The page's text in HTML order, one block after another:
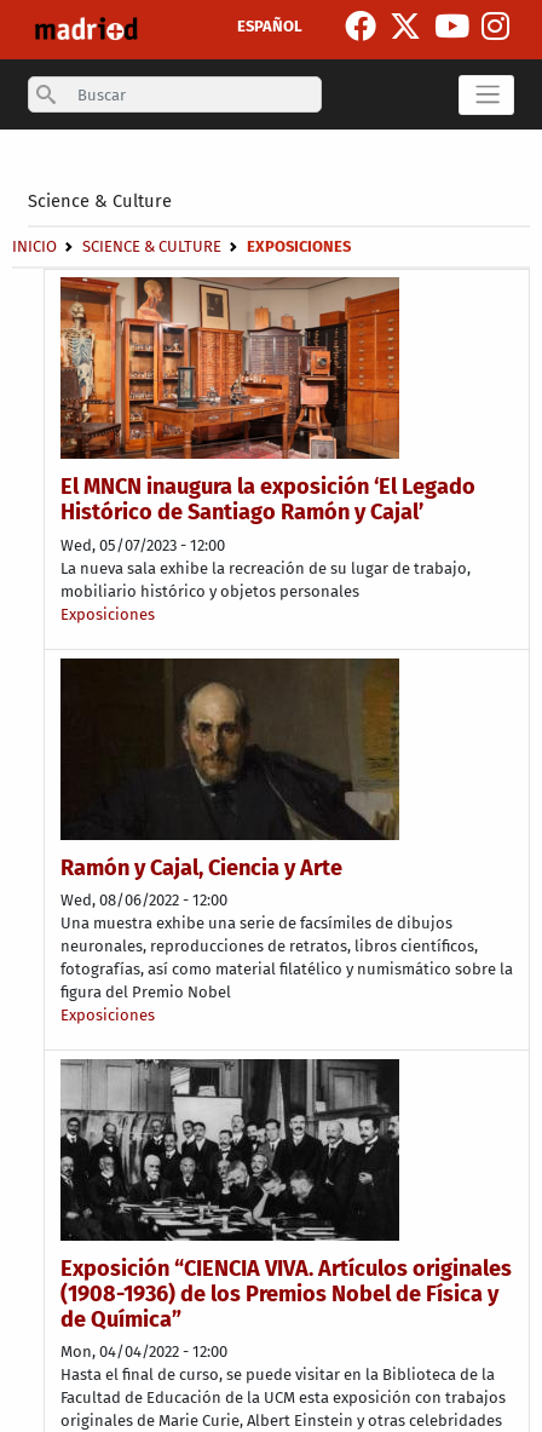
ESPAÑOL
Search
Science & Culture
Breadcrumb
INICIO SCIENCE & CULTURE EXPOSICIONES
El MNCN inaugura la exposición ‘El Legado
Histórico de Santiago Ramón y Cajal’
Wed, 05/07/2023 - 12:00
La nueva sala exhibe la recreación de su lugar de trabajo,
mobiliario histórico y objetos personales
Exposiciones
Ramón y Cajal, Ciencia y Arte
Wed, 08/06/2022 - 12:00
Una muestra exhibe una serie de facsímiles de dibujos
neuronales, reproducciones de retratos, libros científicos,
fotografías, así como material filatélico y numismático sobre la
figura del Premio Nobel
Exposiciones
Exposición “CIENCIA VIVA. Artículos originales
(1908-1936) de los Premios Nobel de Física y
de Química”
Mon, 04/04/2022 - 12:00
Hasta el final de curso, se puede visitar en la Biblioteca de la
Facultad de Educación de la UCM esta exposición con trabajos
originales de Marie Curie, Albert Einstein y otras celebridades